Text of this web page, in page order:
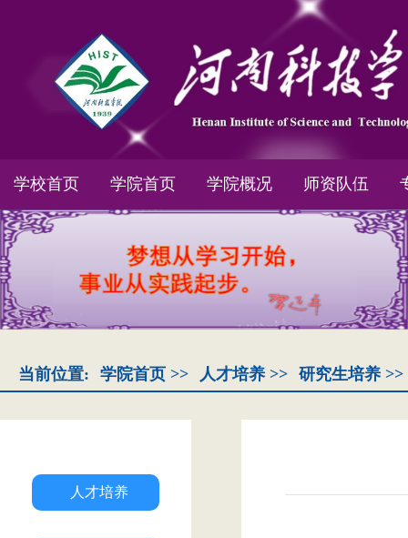
学校首页 学院首页 学院概况 师资队伍
当前位置: 学院首页 >> 人才培养 >> 研究生培养 >>
人才培养